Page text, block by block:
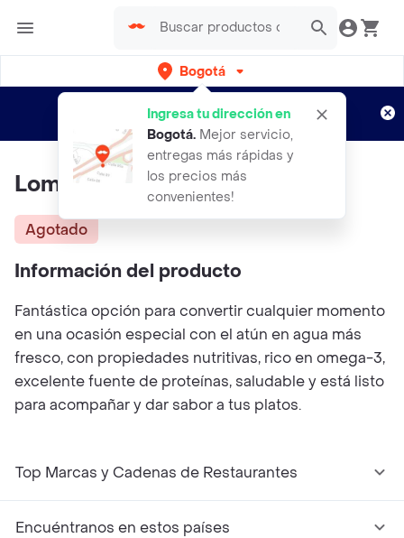
Bogotá
Ingresa tu dirección en
Bogotá. Mejor servicio,
entregas más rápidas y
los precios más
convenientes!
envíos gratis por semanas
Aplican TyC
Lomos de Atún en Agua Éxito
Agotado
Información del producto
Fantástica opción para convertir cualquier momento
en una ocasión especial con el atún en agua más
fresco, con propiedades nutritivas, rico en omega-3,
excelente fuente de proteínas, saludable y está listo
para acompañar y dar sabor a tus platos.
Top Marcas y Cadenas de Restaurantes
Encuéntranos en estos países